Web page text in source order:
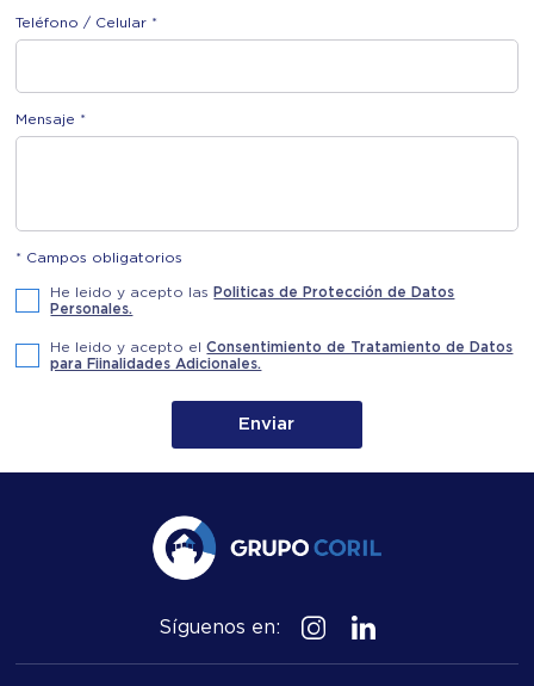
Teléfono / Celular *
Mensaje *
* Campos obligatorios
He leido y acepto las Politicas de Protección de Datos
Personales.
He leido y acepto elConsentimiento de Tratamiento de Datos
para Fiinalidades Adicionales.
Enviar
Síguenos en: